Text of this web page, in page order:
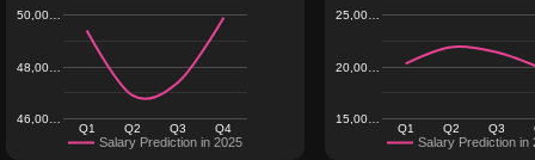
Salary Prediction in 2025
Q1 Q2 Q3 Q4
46,00…
48,00…
50,00…
Salary Prediction in
Q1 Q2 Q3
15,00…
20,00…
25,00…